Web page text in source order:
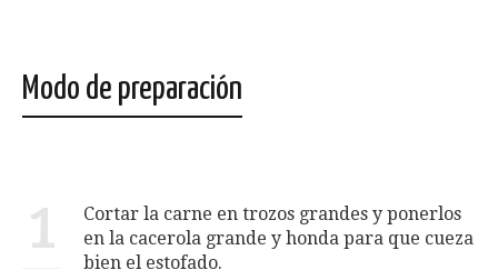
Modo de preparación
1
Cortar la carne en trozos grandes y ponerlos
en la cacerola grande y honda para que cueza
bien el estofado.